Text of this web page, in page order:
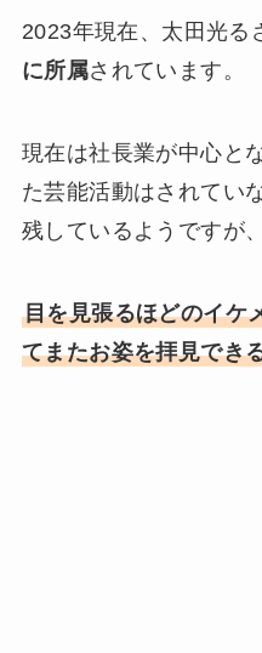
2023年現在、太田光る
に所属されています。
現在は社長業が中心と
た芸能活動はされてい
残しているようですが、
目を見張るほどのイケ
てまたお姿を拝見でき